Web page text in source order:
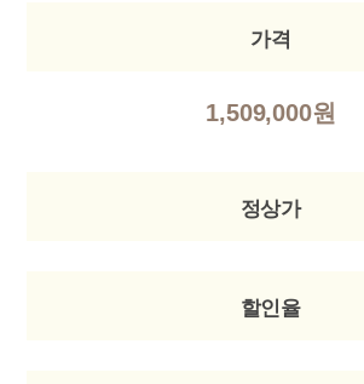
가격
1,509,000원
정상가
할인율